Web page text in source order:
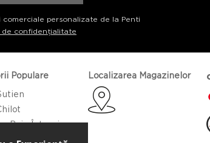
comerciale personalizate de la Penti
de confidențialitate
Populare
Baie Întregi
Localizarea Magazinelor